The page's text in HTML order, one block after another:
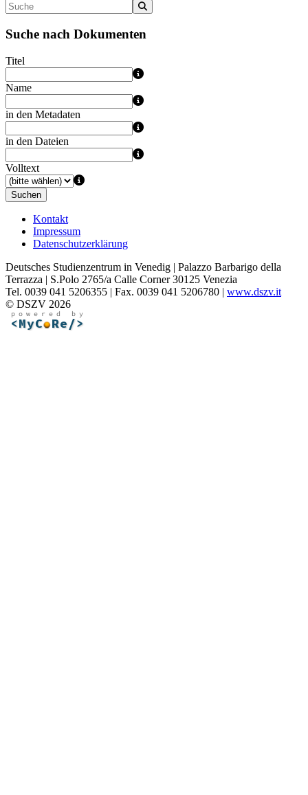
Suche nach Dokumenten
Titel
Name
in den Metadaten
in den Dateien
Volltext
Suchen
Kontakt
Impressum
Datenschutzerklärung
Deutsches Studienzentrum in Venedig | Palazzo Barbarigo della
Terrazza | S.Polo 2765/a Calle Corner 30125 Venezia
Tel. 0039 041 5206355 | Fax. 0039 041 5206780 | www.dszv.it
© DSZV 2026